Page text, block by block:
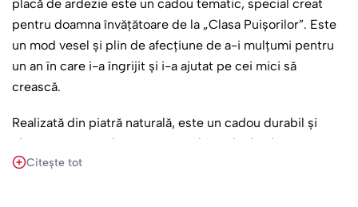
placă de ardezie este un cadou tematic, special creat
pentru doamna învățătoare de la „Clasa Puișorilor”. Este
un mod vesel și plin de afecțiune de a-i mulțumi pentru
un an în care i-a îngrijit și i-a ajutat pe cei mici să
crească.
Realizată din piatră naturală, este un cadou durabil și
elegant, care va decora cu mândrie sala de clasă sau casa
doamnei. Designul este colorat și plin de candoare, o
Citește tot